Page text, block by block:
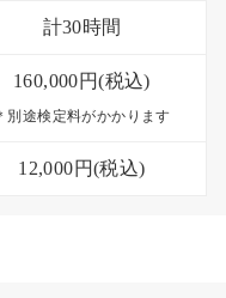
計30時間
160,000円(税込)
別途検定料がかかります
12,000円(税込)